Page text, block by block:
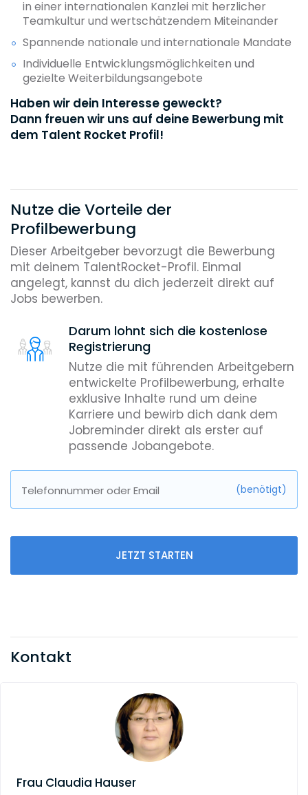
in einer internationalen Kanzlei mit herzlicher
Teamkultur und wertschätzendem Miteinander
Spannende nationale und internationale Mandate
Individuelle Entwicklungsmöglichkeiten und
gezielte Weiterbildungsangebote
Haben wir dein Interesse geweckt?
Dann freuen wir uns auf deine Bewerbung mit
dem Talent Rocket Profil!
Nutze die Vorteile der
Profilbewerbung
Dieser Arbeitgeber bevorzugt die Bewerbung
mit deinem TalentRocket-Profil. Einmal
angelegt, kannst du dich jederzeit direkt auf
Jobs bewerben.
Darum lohnt sich die kostenlose
Registrierung
Nutze die mit führenden Arbeitgebern
entwickelte Profilbewerbung, erhalte
exklusive Inhalte rund um deine
Karriere und bewirb dich dank dem
Jobreminder direkt als erster auf
passende Jobangebote.
Telefonnummer oder Email (benötigt)
JETZT STARTEN
Kontakt
Frau Claudia Hauser